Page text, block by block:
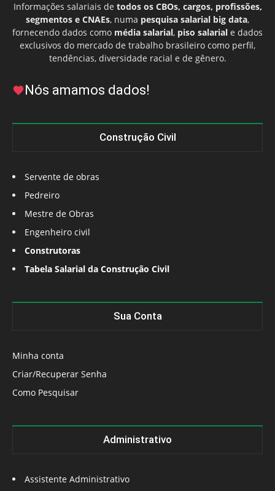
Informações salariais de todos os CBOs, cargos, profissões,
segmentos e CNAEs, numa pesquisa salarial big data,
fornecendo dados como média salarial, piso salarial e dados
exclusivos do mercado de trabalho brasileiro como perfil,
tendências, diversidade racial e de gênero.
Nós amamos dados!
Construção Civil
Servente de obras
Pedreiro
Mestre de Obras
Engenheiro civil
Construtoras
Tabela Salarial da Construção Civil
Sua Conta
Minha conta
Criar/Recuperar Senha
Como Pesquisar
Administrativo
Assistente Administrativo